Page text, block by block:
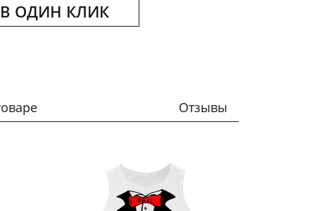
ОДИН КЛИК
Отзывы